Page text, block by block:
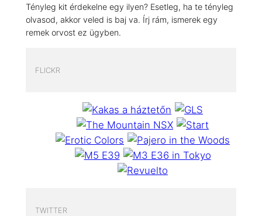
Tényleg kit érdekelne egy ilyen? Esetleg, ha te tényleg
olvasod, akkor veled is baj va. Írj rám, ismerek egy
remek orvost ez ügyben.
FLICKR
TWITTER